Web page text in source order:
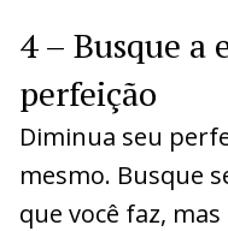
4 – Busque a
perfeição
Diminua seu
mesmo. Busque
que você faz,